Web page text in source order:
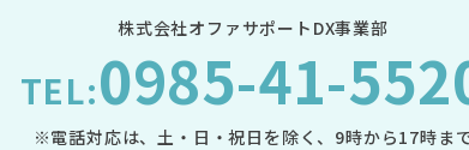
株式会社オファサポートDX事業部
TEL:0985-41-
※電話対応は、土・日・祝日を除く、 9時から17時ま